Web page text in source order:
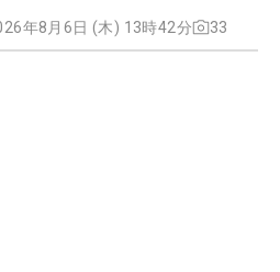
年8月6日 (木) 13時42分 33